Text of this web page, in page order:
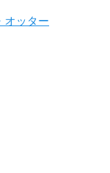
オッター